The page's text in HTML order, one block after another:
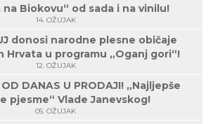
na Biokovu“ od sada i na vinilu!
14. OŽUJAK
donosi narodne plesne običaje
Hrvata u programu „Oganj gori“!
12. OŽUJAK
DANAS U PRODAJI! „Najljepše
pjesme“ Vlade Janevskog!
05. OŽUJAK